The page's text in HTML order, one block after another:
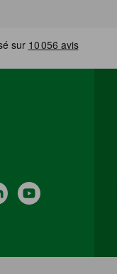
LinkedInYouTube